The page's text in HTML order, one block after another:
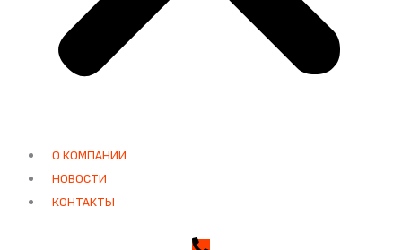
О КОМПАНИИ
НОВОСТИ
КОНТАКТЫ